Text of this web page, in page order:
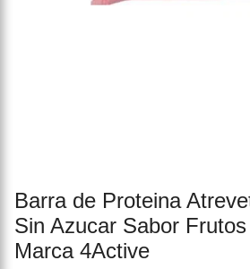
Barra de Proteina
Sin Azucar Sabor
Marca 4Active